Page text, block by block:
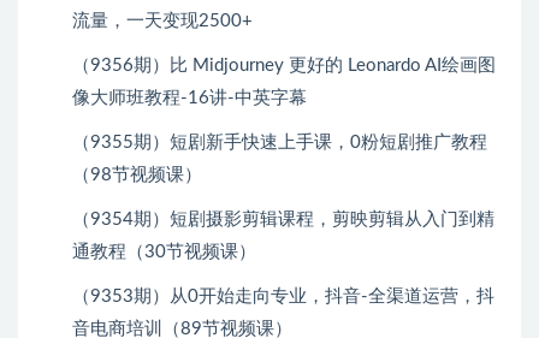
流量，一天变现2500+
（9356期）比 Midjourney 更好的 Leonardo AI绘画图
像大师班教程-16讲-中英字幕
（9355期）短剧新手快速上手课，0粉短剧推广教程
（98节视频课）
（9354期）短剧摄影剪辑课程，剪映剪辑从入门到精
通教程（30节视频课）
（9353期）从0开始走向专业，抖音-全渠道运营，抖
音电商培训（89节视频课）